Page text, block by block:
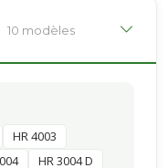
10 modèles
HR 4003
HR 3004 D